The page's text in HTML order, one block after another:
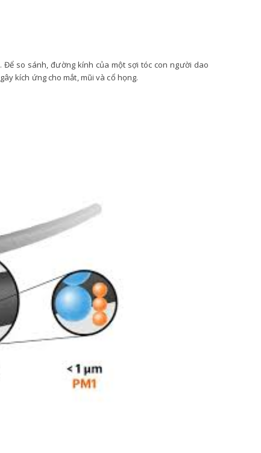
so sánh, đường kính của một sợi tóc con người dao
kích ứng cho mắt, mũi và cổ họng.